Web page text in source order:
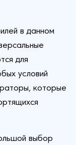
в данном
для
условий
которые
выбор